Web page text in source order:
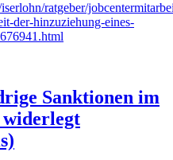
ratgeber/
der-hinzuziehung-eines-
Sanktionen im
widerlegt